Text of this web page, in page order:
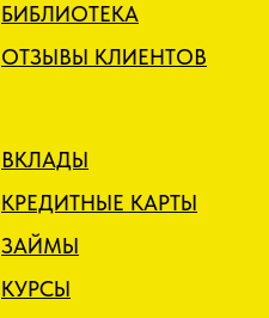
БИБЛИОТЕКА
ОТЗЫВЫ КЛИЕНТОВ
ВКЛАДЫ
КРЕДИТНЫЕ КАРТЫ
ЗАЙМЫ
КУРСЫ